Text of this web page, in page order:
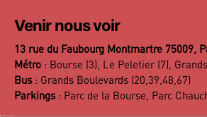
Venir nous voir
13 rue du Faubourg Montmartre 75009,
Métro : Bourse (3), Le Peletier (7),
Bus: Grands Boulevards (20,39,48,67)
Parkings: Parc de la Bourse, Parc